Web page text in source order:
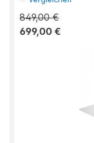
849,00 €
699,00 €